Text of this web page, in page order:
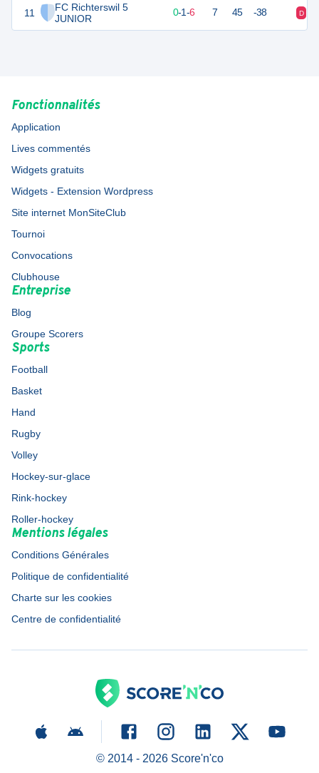
11
FC Richterswil 5
JUNIOR
0-1-6 7 45 -38 D
Fonctionnalités
Application
Lives commentés
Widgets gratuits
Widgets - Extension Wordpress
Site internet MonSiteClub
Tournoi
Convocations
Clubhouse
Entreprise
Blog
Groupe Scorers
Sports
Football
Basket
Hand
Rugby
Volley
Hockey-sur-glace
Rink-hockey
Roller-hockey
Mentions légales
Conditions Générales
Politique de confidentialité
Charte sur les cookies
Centre de confidentialité
© 2014 - 2026Score'n'co